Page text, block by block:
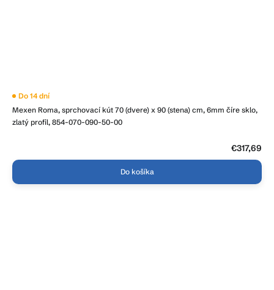
Mexen Roma, sprchovací kút 70 (dvere) x 90 (stena) cm, 6mm číre sklo,
zlatý profil, 854-070-090-50-00
Do 14 dní
€317,69
Do košíka